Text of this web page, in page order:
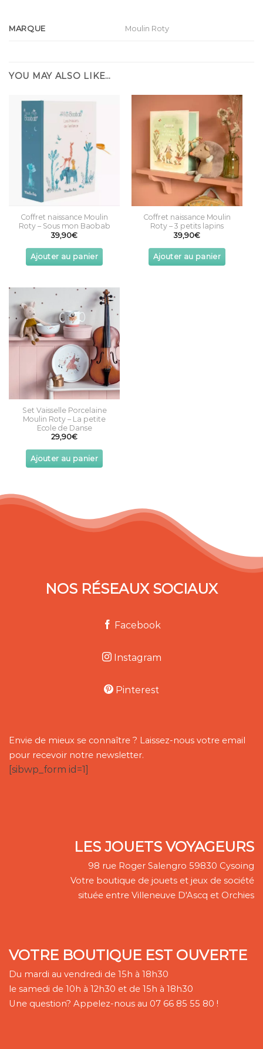
MARQUE Moulin Roty
YOU MAY ALSO LIKE…
Coffret naissance Moulin
Roty – Sous mon Baobab
39,90€
Ajouter au panier
Coffret naissance Moulin
Roty – 3 petits lapins
39,90€
Ajouter au panier
Set Vaisselle Porcelaine
Moulin Roty – La petite
Ecole de Danse
29,90€
Ajouter au panier
NOS RÉSEAUX SOCIAUX
Facebook
Instagram
Pinterest
Envie de mieux se connaître ? Laissez-nous votre email
pour recevoir notre newsletter.
[sibwp_form id=1]
LES JOUETS VOYAGEURS
98 rue Roger Salengro 59830 Cysoing
Votre boutique de jouets et jeux de société
située entre Villeneuve D'Ascq et Orchies
VOTRE BOUTIQUE EST OUVERTE
Du mardi au vendredi de 15h à 18h30
le samedi de 10h à 12h30 et de 15h à 18h30
Une question? Appelez-nous au 07 66 85 55 80 !